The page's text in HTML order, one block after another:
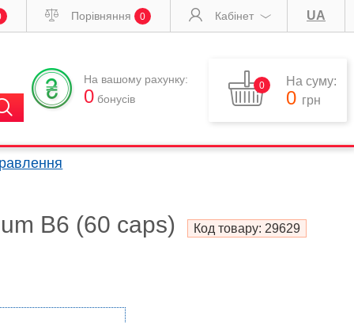
Порівняння 0 Кабінет UA
На вашому рахунку:
0 бонусів
0 На суму:
0 грн
B6 (60 caps) Код товару: 29629